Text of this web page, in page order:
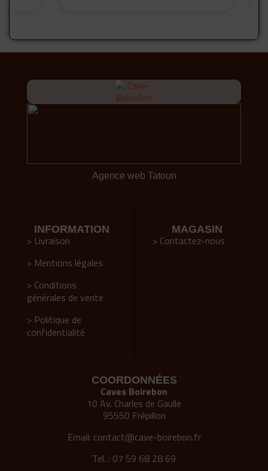
Agence web Tatoun
INFORMATION
> Livraison
> Mentions légales
> Conditions
générales de vente
> Politique de
confidentialité
MAGASIN
> Contactez-nous
COORDONNÉES
Caves Boirebon
10 Av. Charles de Gaulle
95550 Frépillon
Email: contact@cave-boirebon.fr
Tel. : 07 59 68 28 69